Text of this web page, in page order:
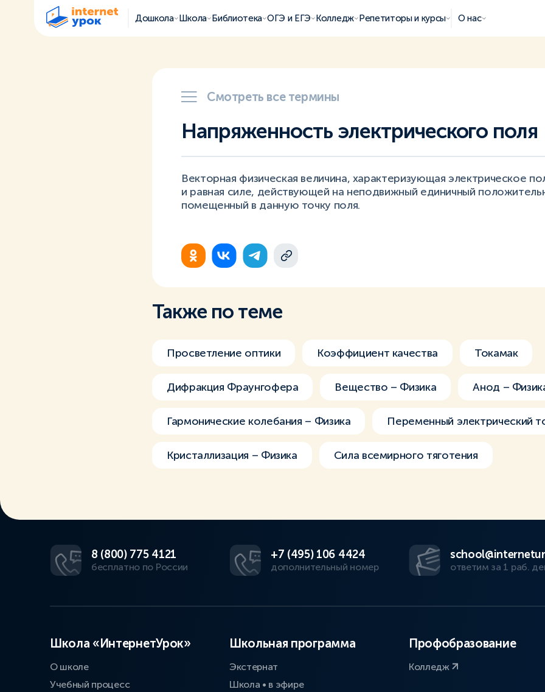
Дошкола Школа Библиотека ОГЭ и ЕГЭ Колледж Репетиторы и курсы О нас
Смотреть все термины
Напряженность электрического поля
Векторная физическая величина, характеризующая электрическое
и равная силе, действующей на неподвижный единичный
помещенный в данную точку поля.
Также по теме
Просветление оптики Коэффициент качества Токамак
Дифракция Фраунгофера Вещество – Физика Анод –
Гармонические колебания – Физика Переменный электрический
Кристаллизация – Физика Сила всемирного тяготения
8 (800) 775 4121
бесплатно по России
+7 (495) 106 4424
дополнительный номер ответим за 1 раб.
Школа «ИнтернетУрок»
О школе
Учебный процесс
Школьная программа
Экстернат
Школа • в эфире
Профобразование
Колледж